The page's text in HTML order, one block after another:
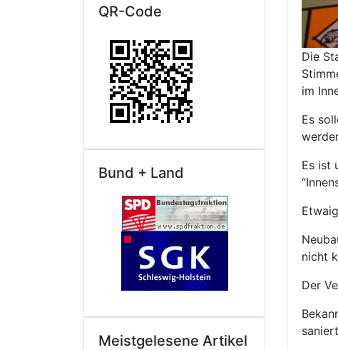
QR-Code
Bund + Land
Meistgelesene Artikel
Die
im
Es
Es ist
nicht
Der